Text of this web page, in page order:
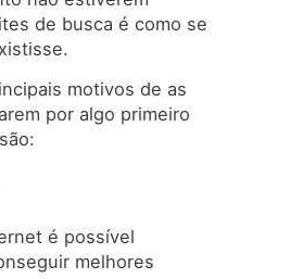
de busca é como se
motivos de as
por algo primeiro
é possível
melhores